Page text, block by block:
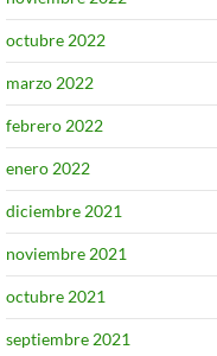
octubre 2022
marzo 2022
febrero 2022
enero 2022
diciembre 2021
noviembre 2021
octubre 2021
septiembre 2021